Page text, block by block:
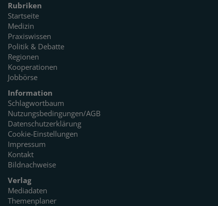
Rubriken
Startseite
Medizin
Praxiswissen
Politik & Debatte
Regionen
Kooperationen
Jobbörse
Information
Schlagwortbaum
Nutzungsbedingungen/AGB
Datenschutzerklärung
Cookie-Einstellungen
Impressum
Kontakt
Bildnachweise
Verlag
Mediadaten
Themenplaner